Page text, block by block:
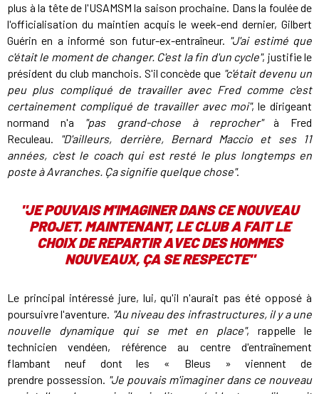
plus à la tête de l'USAMSM la saison prochaine. Dans la foulée de
l'officialisation du maintien acquis le week-end dernier, Gilbert
Guérin en a informé son futur-ex-entraîneur. "J'ai estimé que
c'était le moment de changer. C'est la fin d'un cycle", justifie le
président du club manchois. S'il concède que "c'était devenu un
peu plus compliqué de travailler avec Fred comme c'est
certainement compliqué de travailler avec moi", le dirigeant
normand n'a "pas grand-chose à reprocher"à Fred
Reculeau. "D'ailleurs, derrière, Bernard Maccio et ses 11
années, c'est le coach qui est resté le plus longtemps en
poste à Avranches. Ça signifie quelque chose".
"JE POUVAIS M'IMAGINER DANS CE NOUVEAU
PROJET. MAINTENANT, LE CLUB A FAIT LE
CHOIX DE REPARTIR AVEC DES HOMMES
NOUVEAUX, ÇA SE RESPECTE"
Le principal intéressé jure, lui, qu'il n'aurait pas été opposé à
poursuivre l'aventure. "Au niveau des infrastructures, il y a une
nouvelle dynamique qui se met en place", rappelle le
technicien vendéen, référence au centre d'entraînement
flambant neuf dont les « Bleus » viennent de
prendre possession. "Je pouvais m'imaginer dans ce nouveau